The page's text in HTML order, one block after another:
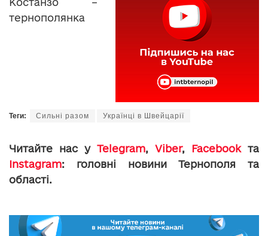
тернополянка
Теги: Сильні разом Українці в Швейцарії
Читайте нас у Telegram, Viber, Facebookта
Instagram: головні новини Тернополя та
області.